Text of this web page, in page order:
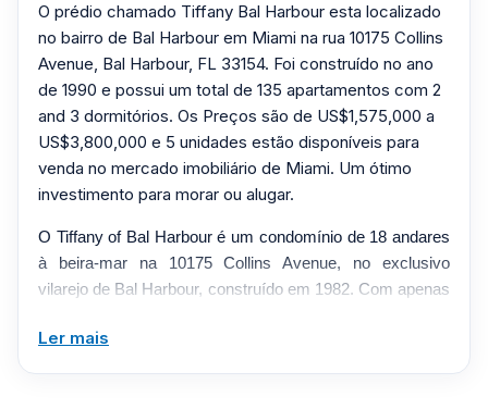
O prédio chamado Tiffany Bal Harbour esta localizado
no bairro de Bal Harbour em Miami na rua 10175 Collins
Avenue, Bal Harbour, FL 33154. Foi construído no ano
de 1990 e possui um total de 135 apartamentos com 2
and 3 dormitórios. Os Preços são de US$1,575,000 a
US$3,800,000 e 5 unidades estão disponíveis para
venda no mercado imobiliário de Miami. Um ótimo
investimento para morar ou alugar.
O Tiffany of Bal Harbour é um condomínio de 18 andares
à beira-mar na 10175 Collins Avenue, no exclusivo
vilarejo de Bal Harbour, construído em 1982. Com apenas
atmosfera boutique situada em jardins paisagísticos à
Ler mais